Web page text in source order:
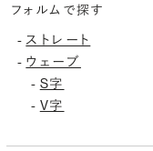
フォルムで探す
-ストレート
- ウェーブ
- S字
- V字